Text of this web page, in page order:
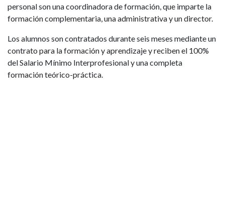
personal son una coordinadora de formación, que imparte la
formación complementaria, una administrativa y un director.
Los alumnos son contratados durante seis meses mediante un
contrato para la formación y aprendizaje y reciben el 100%
del Salario Mínimo Interprofesional y una completa
formación teórico-práctica.